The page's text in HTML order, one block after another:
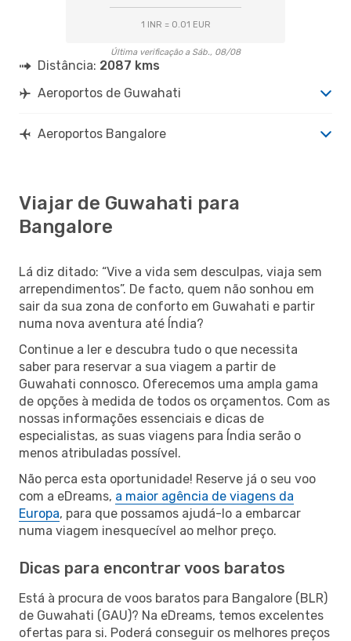
1 INR = 0.01 EUR
Última verificação a Sáb., 08/08
Distância: 2087 kms
Aeroportos de Guwahati
Aeroportos Bangalore
Viajar de Guwahati para
Bangalore
Lá diz ditado: “Vive a vida sem desculpas, viaja sem
arrependimentos”. De facto, quem não sonhou em
sair da sua zona de conforto em Guwahati e partir
numa nova aventura até Índia?
Continue a ler e descubra tudo o que necessita
saber para reservar a sua viagem a partir de
Guwahati connosco. Oferecemos uma ampla gama
de opções à medida de todos os orçamentos. Com as
nossas informações essenciais e dicas de
especialistas, as suas viagens para Índia serão o
menos atribuladas possível.
Não perca esta oportunidade! Reserve já o seu voo
com a eDreams, a maior agência de viagens da
Europa, para que possamos ajudá-lo a embarcar
numa viagem inesquecível ao melhor preço.
Dicas para encontrar voos baratos
Está à procura de voos baratos para Bangalore (BLR)
de Guwahati (GAU)? Na eDreams, temos excelentes
ofertas para si. Poderá conseguir os melhores preços